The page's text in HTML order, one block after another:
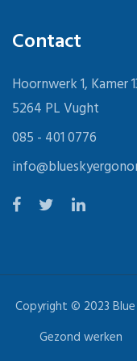
Contact
Hoornwerk 1, Kamer
5264 PL Vught
085 - 401 0776
Copyright © 2023
Gezond werken